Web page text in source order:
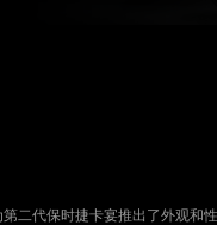
二代保时捷卡宴推出了外观和